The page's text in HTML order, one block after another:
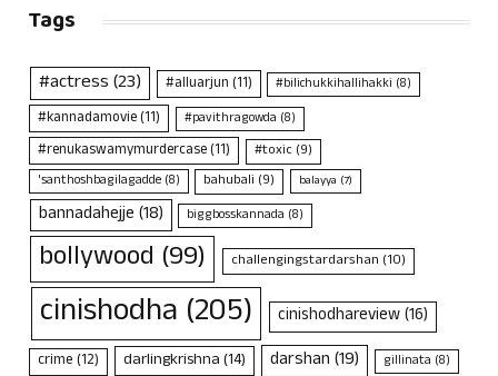
Tags
#actress(23) #alluarjun(11) #bilichukkihallihakki (8)
#kannadamovie(11) #pavithragowda (8)
#renukaswamymurdercase(11) #toxic(9)
'santhoshbagilagadde (8) bahubali (9) balayya (7)
bannadahejje(18) biggbosskannada (8)
bollywood (99) challengingstardarshan (10)
cinishodha (205) cinishodhareview(16)
crime(12) darlingkrishna(14) darshan(19) gillinata (8)